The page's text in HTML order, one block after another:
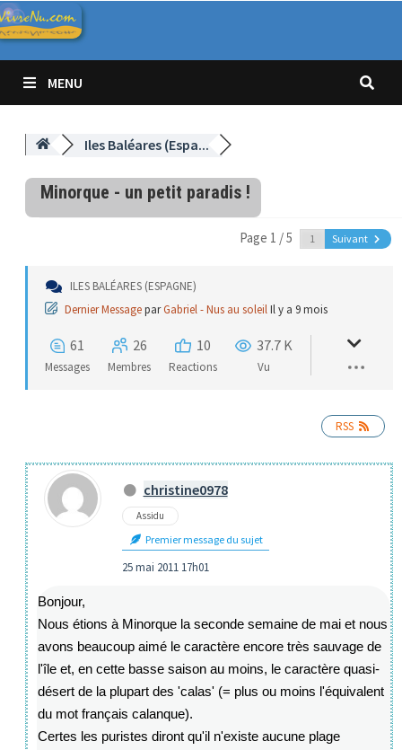
Passer
au
contenu
MENU
Iles Baléares (Espa...
Minorque - un petit paradis !
Page 1 / 5 Suivant
ILES BALÉARES (ESPAGNE)
Dernier MessageparGabriel - Nus au soleilIl y a 9 mois
61
Messages
26
Membres
10
Reactions
37.7 K
Vu
RSS
christine0978
Assidu
Premier message du sujet
25 mai 2011 17h01
Bonjour,
Nous étions à Minorque la seconde semaine de mai et nous
avons beaucoup aimé le caractère encore très sauvage de
l'île et, en cette basse saison au moins, le caractère quasi-
désert de la plupart des 'calas' (= plus ou moins l'équivalent
du mot français calanque).
Certes les puristes diront qu'il n'existe aucune plage